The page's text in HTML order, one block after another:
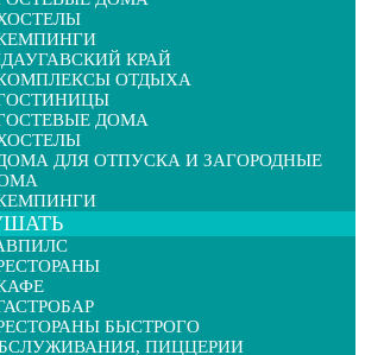
КРАЙ
ОТДЫХА
ДОМА
ДЛЯ ОТПУСКА И ЗАГОРОДНЫЕ
БЫСТРОГО
ПИЦЦЕРИИ